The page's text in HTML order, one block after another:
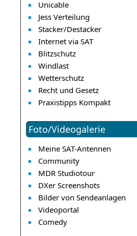
Unicable
Jess Verteilung
Stacker/Destacker
Internet via SAT
Blitzschutz
Windlast
Wetterschutz
Recht und Gesetz
Praxistipps Kompakt
Foto/Videogalerie
Meine SAT-Antennen
Community
MDR Studiotour
DXer Screenshots
Bilder von Sendeanlagen
Videoportal
Comedy